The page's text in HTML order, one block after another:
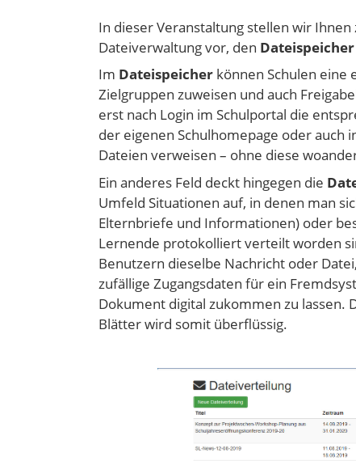
In dieser Veranstaltung stellen wir
Dateiverwaltung vor, den Dateispeicher
Im Dateispeicher können Schulen eine
Zielgruppen zuweisen und auch
erst nach Login im Schulportal die
der eigenen Schulhomepage oder auch
Dateien verweisen – ohne diese
Ein anderes Feld deckt hingegen die
Umfeld Situationen auf, in denen man
Elternbriefe und Informationen) oder
Lernende protokolliert verteilt worden
Benutzern dieselbe Nachricht oder
zufällige Zugangsdaten für ein
Dokument digital zukommen zu
Blätter wird somit überflüssig.